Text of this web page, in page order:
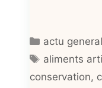
Catégories
actu general
Étiquettes
aliments
conservation,